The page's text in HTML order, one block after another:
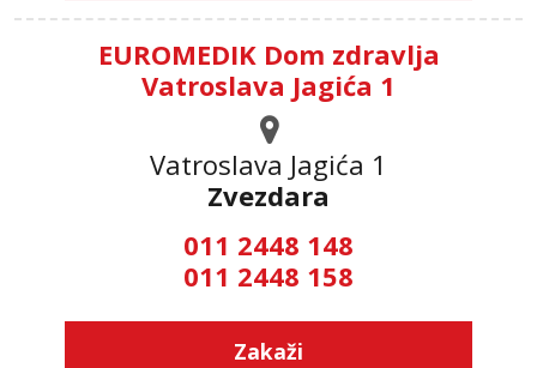
EUROMEDIK Dom zdravlja
Vatroslava Jagića 1
Vatroslava Jagića 1
Zvezdara
011 2448 148
011 2448 158
Zakaži